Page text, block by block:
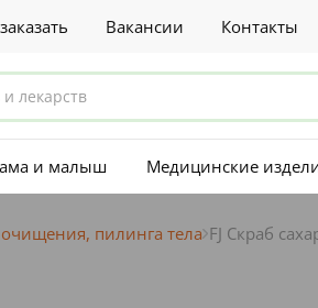
Вакансии Контакты
и малыш Медицинские
очищения, пилинга тела FJ Скраб